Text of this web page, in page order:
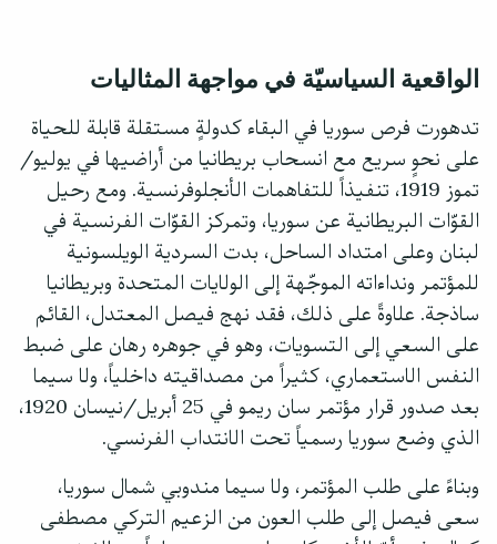
الواقعية السياسيّة في مواجهة المثاليات
تدهورت فرص سوريا في البقاء كدولةٍ مستقلة قابلة للحياة
على نحوٍ سريع مع انسحاب بريطانيا من أراضيها في يوليو/
تموز 1919، تنفيذاً للتفاهمات الأنجلوفرنسية. ومع رحيل
القوّات البريطانية عن سوريا، وتمركز القوّات الفرنسية في
لبنان وعلى امتداد الساحل، بدت السردية الويلسونية
للمؤتمر ونداءاته الموجّهة إلى الولايات المتحدة وبريطانيا
ساذجة. علاوةً على ذلك، فقد نهج فيصل المعتدل، القائم
على السعي إلى التسويات، وهو في جوهره رهان على ضبط
النفس الاستعماري، كثيراً من مصداقيته داخلياً، ولا سيما
بعد صدور قرار مؤتمر سان ريمو في 25 أبريل/نيسان 1920،
الذي وضع سوريا رسمياً تحت الانتداب الفرنسي.
وبناءً على طلب المؤتمر، ولا سيما مندوبي شمال سوريا،
سعى فيصل إلى طلب العون من الزعيم التركي مصطفى